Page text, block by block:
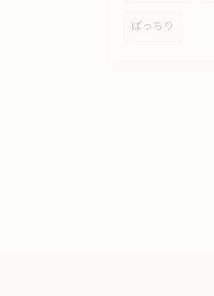
ぱっちり